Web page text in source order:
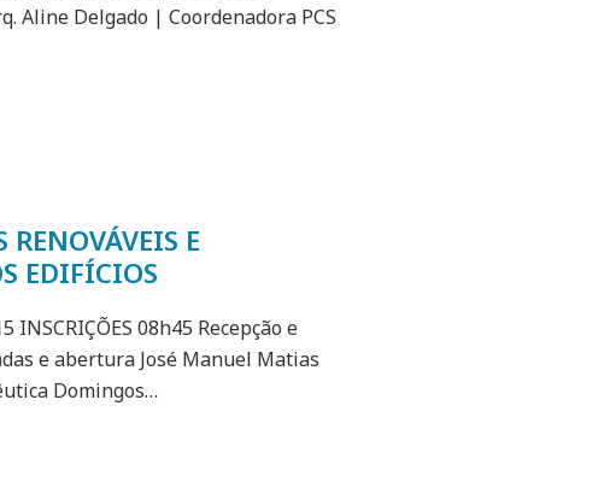
Aline Delgado | Coordenadora PCS
E
EDIFÍCIOS
08h45 Recepção e
e abertura José Manuel Matias
Domingos…